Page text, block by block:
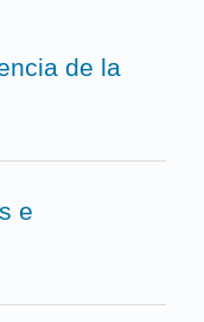
de la
e